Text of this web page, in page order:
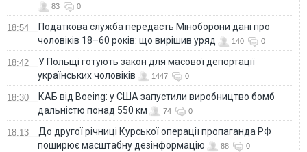
83 0
18:54
Податкова служба передасть Міноборони дані про
чоловіків 18–60 років: що вирішив уряд
140 0
18:42
У Польщі готують закон для масової депортації
українських чоловіків
1447 0
18:30
КАБ від Boeing: у США запустили виробництво бомб
дальністю понад 550 км
74 0
18:13
До другої річниці Курської операції пропаганда РФ
поширює масштабну дезінформацію
88 0